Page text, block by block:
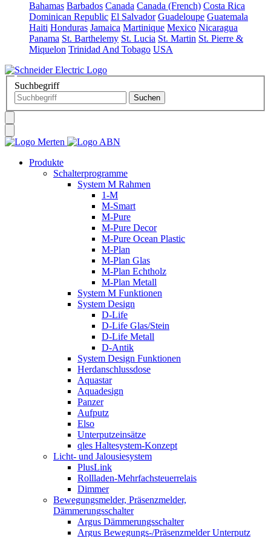
Bahamas Barbados Canada Canada (French) Costa Rica
Dominican Republic El Salvador Guadeloupe Guatemala
Haiti Honduras Jamaica Martinique Mexico Nicaragua
Panama St. Barthelemy St. Lucia St. Martin St. Pierre &
Miquelon Trinidad And Tobago USA
Suchbegriff
Produkte
Schalterprogramme
System M Rahmen
1-M
M-Smart
M-Pure
M-Pure Decor
M-Pure Ocean Plastic
M-Plan
M-Plan Glas
M-Plan Echtholz
M-Plan Metall
System M Funktionen
System Design
D-Life
D-Life Glas/Stein
D-Life Metall
D-Antik
System Design Funktionen
Herdanschlussdose
Aquastar
Aquadesign
Panzer
Aufputz
Elso
Unterputzeinsätze
qles Haltesystem-Konzept
Licht- und Jalousiesystem
PlusLink
Rollladen-Mehrfachsteuerrelais
Dimmer
Bewegungsmelder, Präsenzmelder,
Dämmerungsschalter
Argus Dämmerungsschalter
Argus Bewegungs-/Präsenzmelder Unterputz